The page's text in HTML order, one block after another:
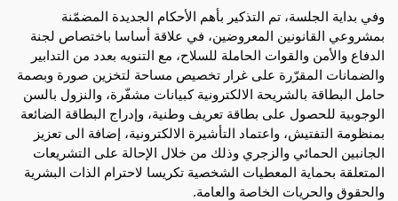
وفي بداية الجلسة، تم التذكير بأهم الأحكام الجديدة المضمّنة
بمشروعي القانونين المعروضين، في علاقة أساسا باختصاص لجنة
الدفاع والأمن والقوات الحاملة للسلاح، مع التنويه بعدد من التدابير
والضمانات المقرّرة على غرار تخصيص مساحة لتخزين صورة وبصمة
حامل البطاقة بالشريحة الالكترونية كبيانات مشفّرة، والنزول بالسن
الوجوبية للحصول على بطاقة تعريف وطنية، وإدراج البطاقة الضائعة
بمنظومة التفتيش، واعتماد التأشيرة الالكترونية، إضافة الى تعزيز
الجانبين الحمائي والزجري وذلك من خلال الإحالة على التشريعات
المتعلقة بحماية المعطيات الشخصية تكريسا لاحترام الذات البشرية
والحقوق والحريات الخاصة والعامة.